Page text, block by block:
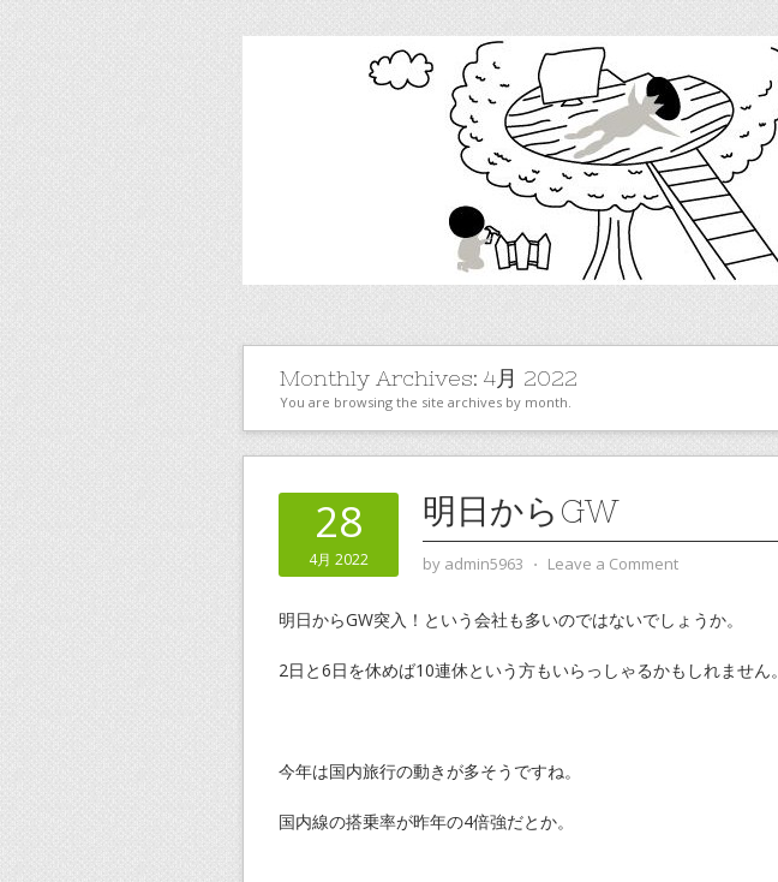
Monthly Archives: 4月 2022
You are browsing the site archives by month.
28
4月 2022
明日からGW
by admin5963 ⋅ Leave a Comment
明日からGW突入！という会社も多いのではないでしょうか。
2日と6日を休めば10連休という方もいらっしゃるかもしれません。
今年は国内旅行の動きが多そうですね。
国内線の搭乗率が昨年の4倍強だとか。